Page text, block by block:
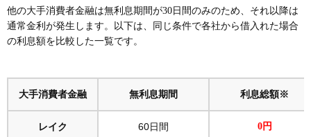
他の大手消費者金融は無利息期間が30日間のみのため、それ以降は
通常金利が発生します。以下は、同じ条件で各社から借入れた場合
の利息額を比較した一覧です。
大手消費者金融 無利息期間 利息総額※
レイク 60日間 0円